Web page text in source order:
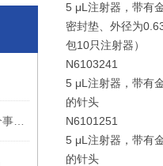
5 μL注射器，带有
密封垫、外径为
包10只注射器）
N6103241
5 μL注射器，带有
的针头
N6101251
5 μL注射器，带有
的针头